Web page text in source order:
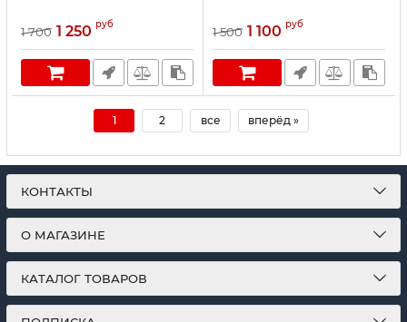
1 700 1 250 руб 1 500 1 100 руб
1 2 все вперёд »
КОНТАКТЫ
О МАГАЗИНЕ
КАТАЛОГ ТОВАРОВ